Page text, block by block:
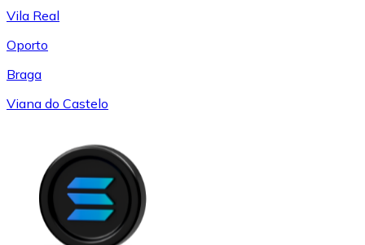
Vila Real
Oporto
Braga
Viana do Castelo